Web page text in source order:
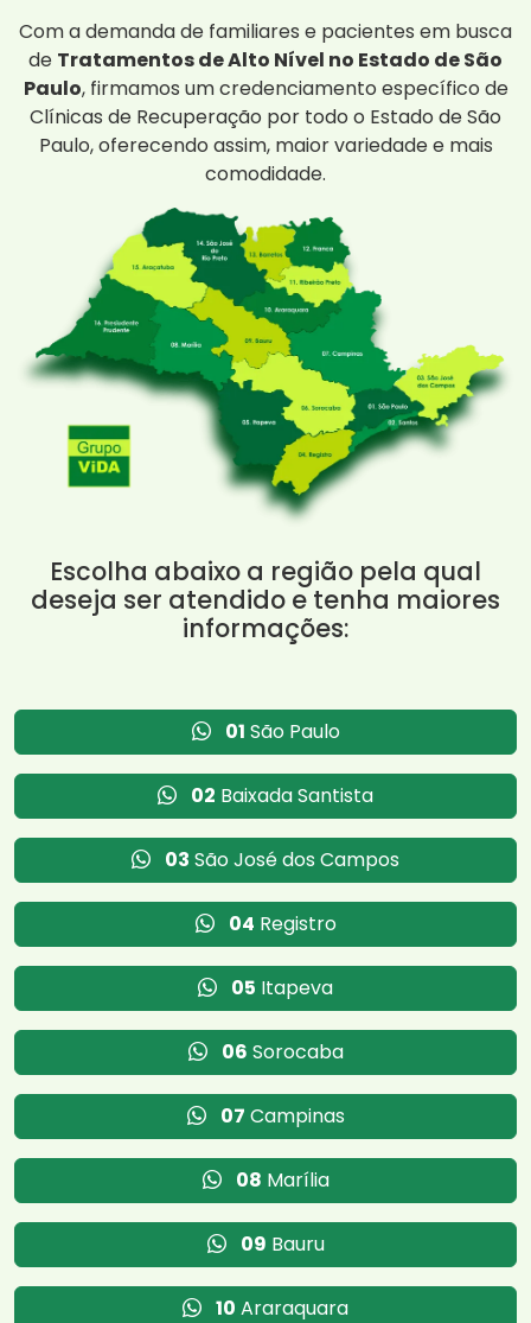
Com a demanda de familiares e pacientes em busca
de Tratamentos de Alto Nível no Estado de São
Paulo, firmamos um credenciamento específico de
Clínicas de Recuperação por todo o Estado de São
Paulo, oferecendo assim, maior variedade e mais
comodidade.
Escolha abaixo a região pela qual
deseja ser atendido e tenha maiores
informações:
01 São Paulo
02 Baixada Santista
03 São José dos Campos
04 Registro
05 Itapeva
06 Sorocaba
07 Campinas
08 Marília
09 Bauru
10 Araraquara